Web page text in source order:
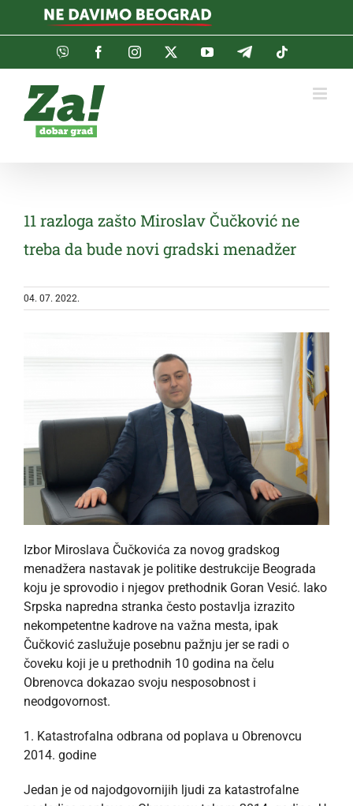
Viber FacebookInstagramTwitterYouTubeTelegram
11 razloga zašto Miroslav Čučković ne
treba da bude novi gradski menadžer
04. 07. 2022.
Izbor Miroslava Čučkovića za novog gradskog
menadžera nastavak je politike destrukcije Beograda
koju je sprovodio i njegov prethodnik Goran Vesić. Iako
Srpska napredna stranka često postavlja izrazito
nekompetentne kadrove na važna mesta, ipak
Čučković zaslužuje posebnu pažnju jer se radi o
čoveku koji je u prethodnih 10 godina na čelu
Obrenovca dokazao svoju nesposobnost i
neodgovornost.
1. Katastrofalna odbrana od poplava u Obrenovcu
2014. godine
Jedan je od najodgovornijih ljudi za katastrofalne